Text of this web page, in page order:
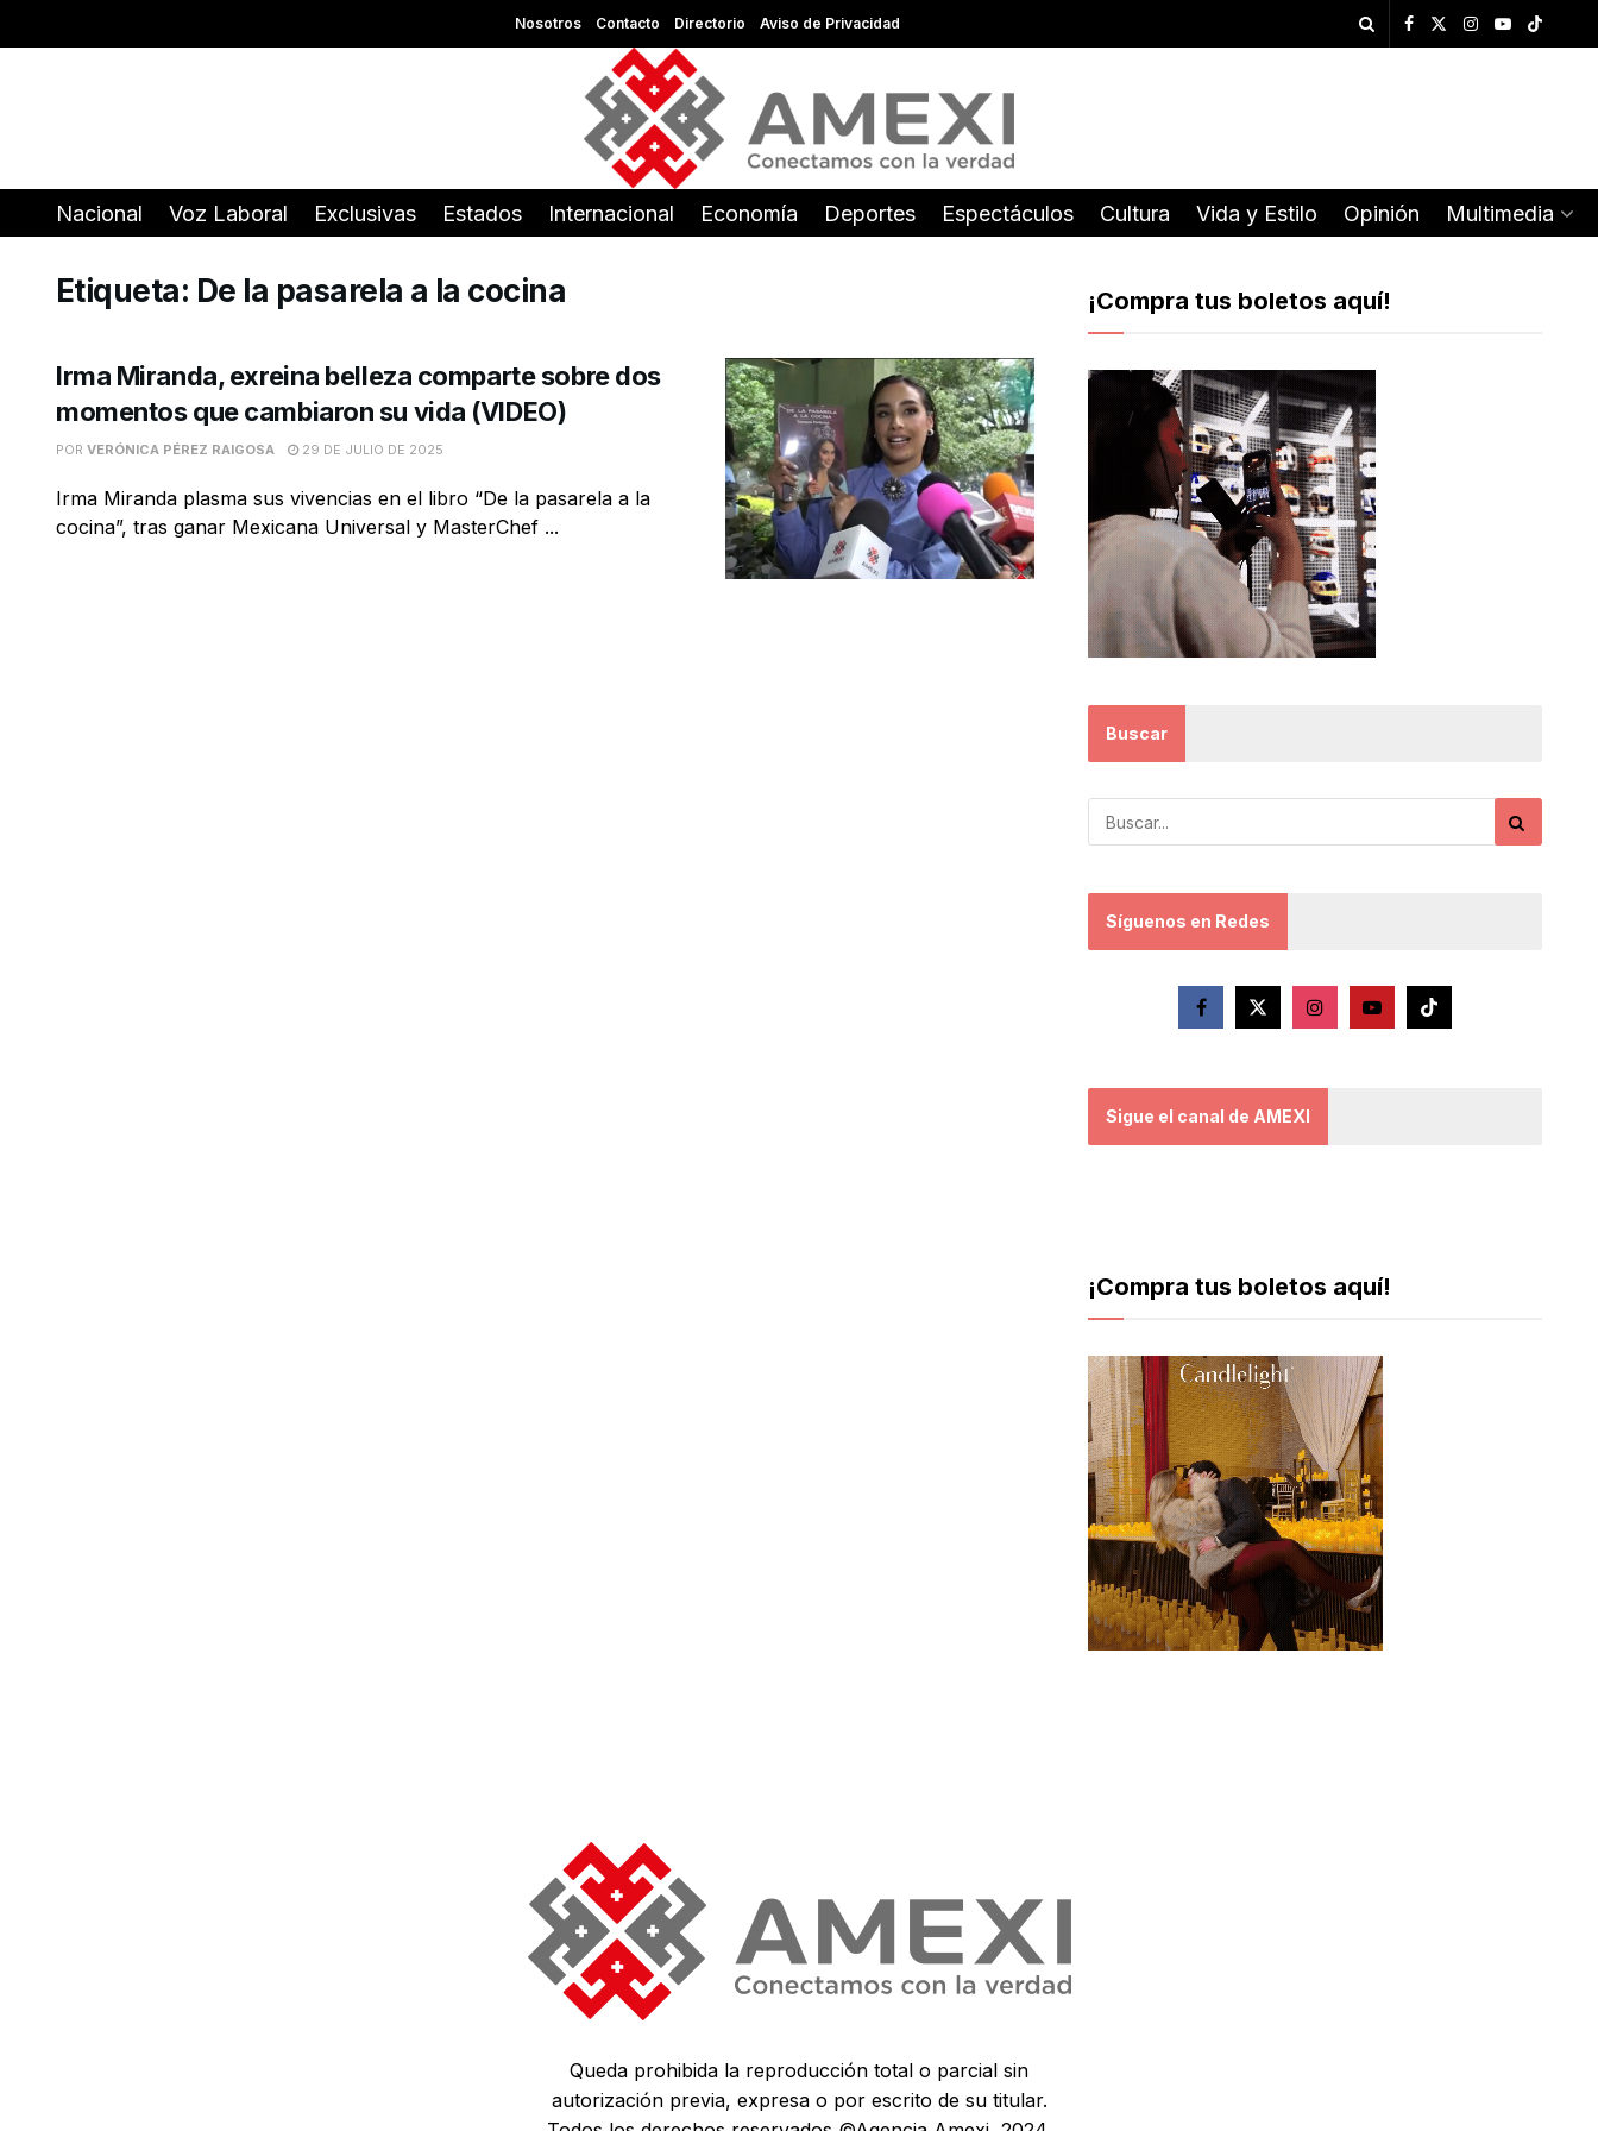
Nosotros Contacto Directorio Aviso de Privacidad
Nacional Voz Laboral Exclusivas Estados Internacional Economía Deportes Espectáculos Cultura Vida y Estilo Opinión Multimedia
Etiqueta: De la pasarela a la cocina
Irma Miranda, exreina belleza comparte sobre dos
momentos que cambiaron su vida (VIDEO)
POR VERÓNICA PÉREZ RAIGOSA 29 DE JULIO DE 2025
Irma Miranda plasma sus vivencias en el libro “De la pasarela a la
cocina”, tras ganar Mexicana Universal y MasterChef ...
¡Compra tus boletos aquí!
Buscar
Síguenos en Redes
Sigue el canal de AMEXI
¡Compra tus boletos aquí!
Queda prohibida la reproducción total o parcial sin
autorización previa, expresa o por escrito de su titular.